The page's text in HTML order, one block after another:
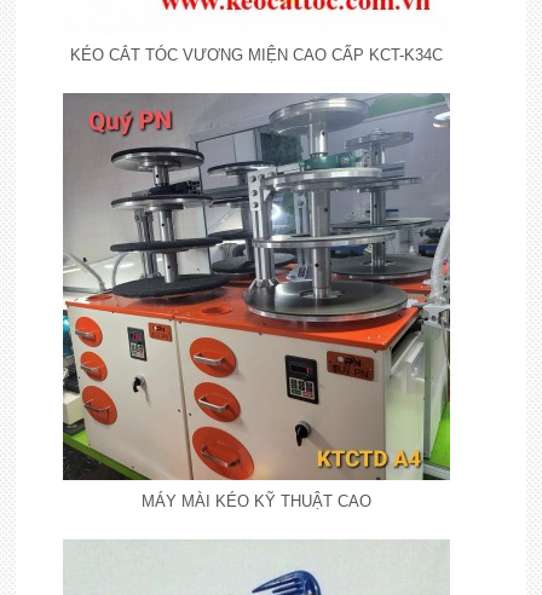
KÉO CẮT TÓC VƯƠNG MIỆN CAO CẤP KCT-K34C
MÁY MÀI KÉO KỸ THUẬT CAO